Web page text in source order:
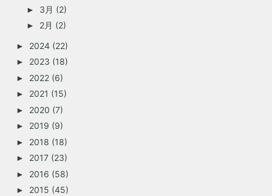
► 3月 (2)
► 2月 (2)
► 2024 (22)
► 2023 (18)
► 2022 (6)
► 2021 (15)
► 2020 (7)
► 2019 (9)
► 2018 (18)
► 2017 (23)
► 2016 (58)
► 2015 (45)